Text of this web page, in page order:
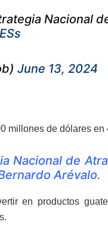
Nacional
June 13, 2024
millones de dólares
Nacional de
Arévalo.
en productos